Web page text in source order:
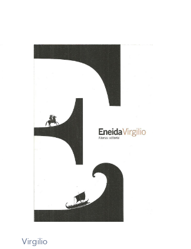
Virgilio